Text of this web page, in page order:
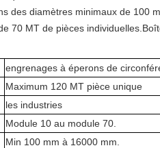
des diamètres minimaux de 100
70 MT de pièces
engrenages à éperons de
Maximum 120 MT pièce unique
les industries
Module 10 au module 70.
Min 100 mm à 16000 mm.